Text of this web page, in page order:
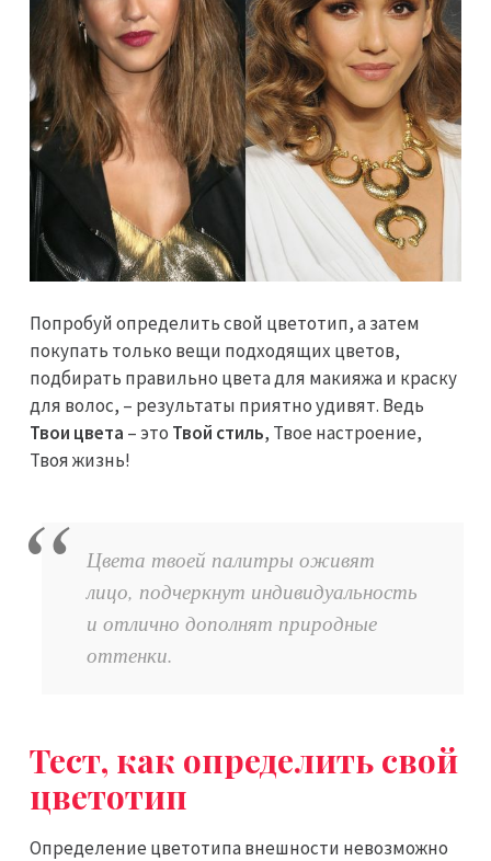
Попробуй определить свой цветотип, а затем
покупать только вещи подходящих цветов,
подбирать правильно цвета для макияжа и краску
для волос, – результаты приятно удивят. Ведь
Твои цвета – это Твой стиль, Твое настроение,
Твоя жизнь!
Цвета твоей палитры оживят
лицо, подчеркнут индивидуальность
и отлично дополнят природные
оттенки.
Тест, как определить свой
цветотип
Определение цветотипа внешности невозможно